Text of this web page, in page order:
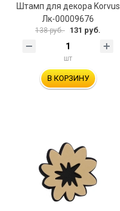
Штамп для декора Korvus
Лк-00009676
138 руб. 131 руб.
шт
В КОРЗИНУ